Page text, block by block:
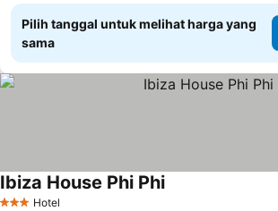
Pilih tanggal untuk melihat harga yang
sama
3 BintangHotel
Ibiza House Phi Phi